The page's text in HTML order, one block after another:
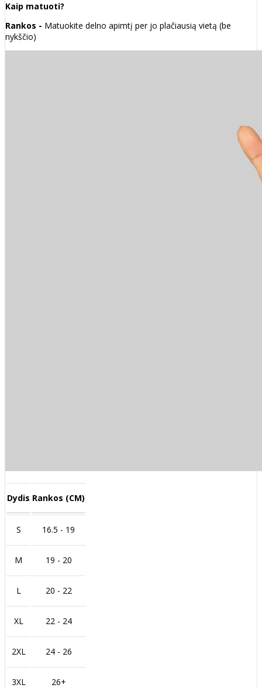
Kaip matuoti?
Rankos - Matuokite delno apimtį per jo plačiausią vietą (be
nykščio)
Dydis Rankos (CM)
S 16.5 - 19
M 19 - 20
L 20 - 22
XL 22 - 24
2XL 24 - 26
3XL 26+